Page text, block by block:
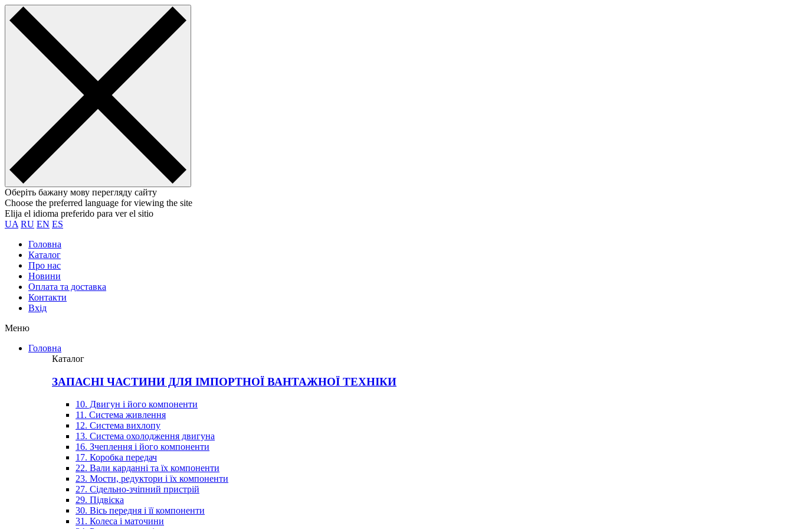
Оберіть бажану мову перегляду сайту
Choose the preferred language for viewing the site
Elija el idioma preferido para ver el sitio
UA RU EN ES
Головна
Каталог
Про нас
Новини
Оплата та доставка
Контакти
Вхiд
Меню
Головна
Каталог
ЗАПАСНІ ЧАСТИНИ ДЛЯ ІМПОРТНОЇ ВАНТАЖНОЇ ТЕХНІКИ
10. Двигун і його компоненти
11. Система живлення
12. Система вихлопу
13. Система охолодження двигуна
16. Зчеплення і його компоненти
17. Коробка передач
22. Вали карданні та їх компоненти
23. Мости, редуктори і їх компоненти
27. Сідельно-зчіпний пристрій
29. Підвіска
30. Вісь передня і її компоненти
31. Колеса і маточини